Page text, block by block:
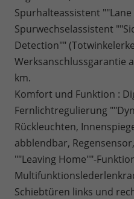
Spurhalteassistent ""Lane
Spurwechselassistent
Detection""
Werksanschlussgarantie
km.
Komfort und Funktion :
Fernlichtregulierung
Rückleuchten,
abblendbar,
""Leaving Home""-
Schiebtüren links und